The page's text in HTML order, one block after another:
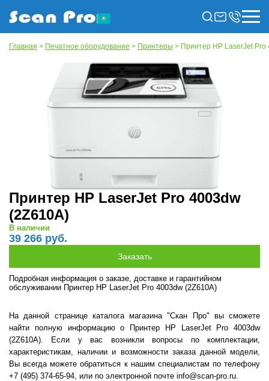
Главная > Печатное оборудование > Принтеры > Принтер HP LaserJet Pro
Принтер HP LaserJet Pro 4003dw
(2Z610A)
В наличии
39 266 руб.
Подробная информация о заказе, доставке и гарантийном
обслуживании Принтер HP LaserJet Pro 4003dw (2Z610A)
На данной странице каталога магазина "Скан Про" вы сможете
найти полную информацию о Принтер HP LaserJet Pro 4003dw
(2Z610A). Если у вас возникли вопросы по комплектации,
характеристикам, наличии и возможности заказа данной модели,
Вы всегда можете обратиться к нашим специалистам по телефону
+7 (495) 374-65-94, или по электронной почте info@scan-pro.ru.